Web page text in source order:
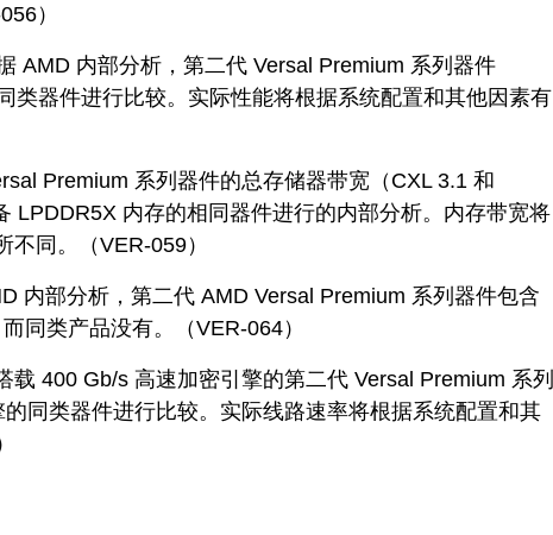
）
AMD 内部分析，第二代 Versal Premium 系列器件
类器件进行比较。实际性能将根据系统配置和其他因素有
Premium 系列器件的总存储器带宽（CXL 3.1 和
LPDDR5X 内存的相同器件进行的内部分析。内存带宽将
同。（VER-059）
内部分析，第二代 AMD Versal Premium 系列器件包含
同类产品没有。（VER-064）
400 Gb/s 高速加密引擎的第二代 Versal Premium 系列
同类器件进行比较。实际线路速率将根据系统配置和其